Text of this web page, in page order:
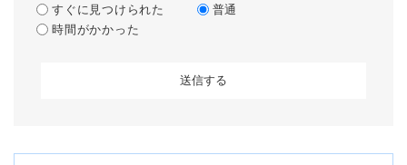
すぐに見つけられた
普通
時間がかかった